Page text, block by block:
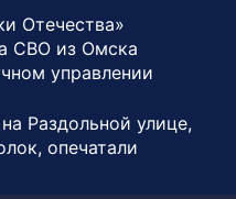
Отечества»
СВО из Омска
управлении
Раздольной улице,
опечатали